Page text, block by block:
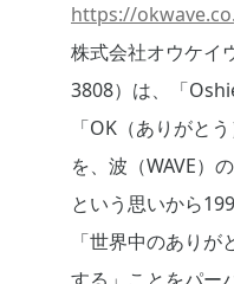
https://
株式会社オウケイ
3808）は、「
「OK（ありがと
を、波（WAVE）
という思いから
「世界中のあり